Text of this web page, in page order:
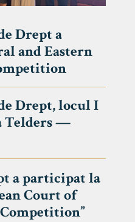
Drept a
and Eastern
Drept, locul I
Telders —
a participat la
Court of